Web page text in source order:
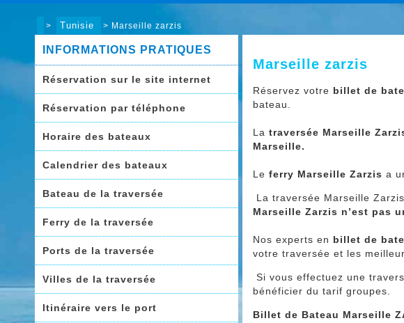
> Tunisie > Marseille zarzis
INFORMATIONS PRATIQUES
Réservation sur le site internet
Réservation par téléphone
Horaire des bateaux
Calendrier des bateaux
Bateau de la traversée
Ferry de la traversée
Ports de la traversée
Villes de la traversée
Itinéraire vers le port
Marseille zarzis
Réservez votre billet de
bateau.
Latraversée Marseille
Marseille.
Leferry Marseille Zarzisa
La traversée Marseille
Marseille Zarzis n’est pas
Nos experts en billet de
votre traversée et les
Si vous effectuez une
bénéficier du tarif groupes.
Billet de Bateau Marseille